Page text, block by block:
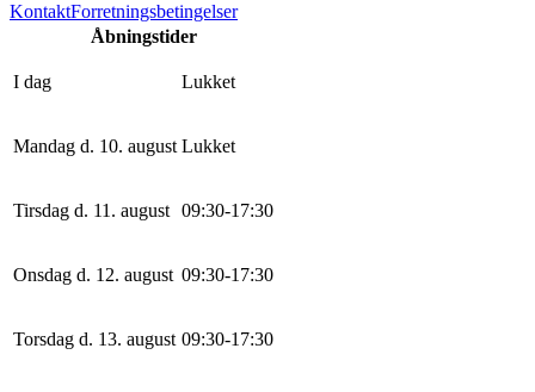
KontaktForretningsbetingelser
Åbningstider
I dag Lukket
Mandag d. 10. august Lukket
Tirsdag d. 11. august 09:30-17:30
Onsdag d. 12. august 09:30-17:30
Torsdag d. 13. august 09:30-17:30